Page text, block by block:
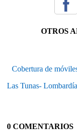
OTROS
Cobertura de
Las Tunas-
0 COMENTARIOS